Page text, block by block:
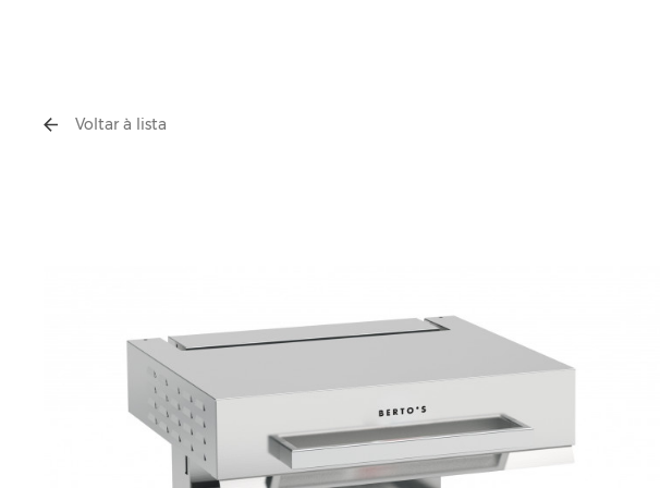
Voltar à lista